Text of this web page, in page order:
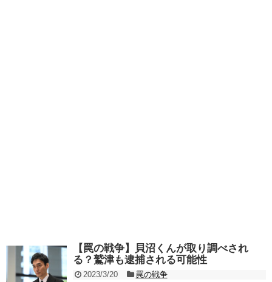
【罠の戦争】貝沼くんが取り調べされ
る？鷲津も逮捕される可能性
2023/3/20
罠の戦争